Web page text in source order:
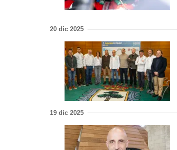
20 dic 2025
19 dic 2025